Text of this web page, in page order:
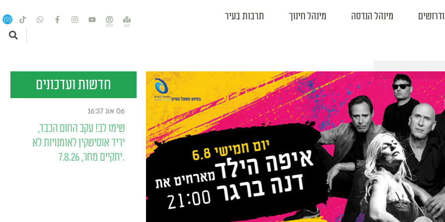
מינהל הנדסה מינהל חינוך
תרבות בעיר
חדשות ועדכונים
04 אוג 13:23
עדכון פתיחת תערוכות חדשות
בגלריות
נעילת התערוכות בגלריה, בפוסט
02 אוג 08:01
אירועי השבוע 2-8.8
תושבות ותושבים יקרים, בוקר טוב
אלו הם אירועי השבוע ברמת
האם המניקה - בלי איסורים, בלי
הגבלות,
02 אוג 07:47
שימו לב! חל איסור על הדלקת
אש בכל הארץ.
תושבות ותושבים יקרים, במהלך
חודש אוגוסט צפוי עומס חום כבד
המגביר את הסיכון לשריפות.
לתשומת לבכם, צו איסור הבערת
אש בשטחים
הספר
העירוניות
שנת
ספרי